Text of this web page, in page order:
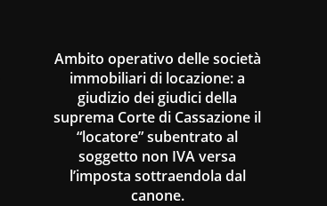
Ambito operativo delle società
immobiliari di locazione: a
giudizio dei giudici della
suprema Corte di Cassazione il
“locatore” subentrato al
soggetto non IVA versa
l’imposta sottraendola dal
canone.